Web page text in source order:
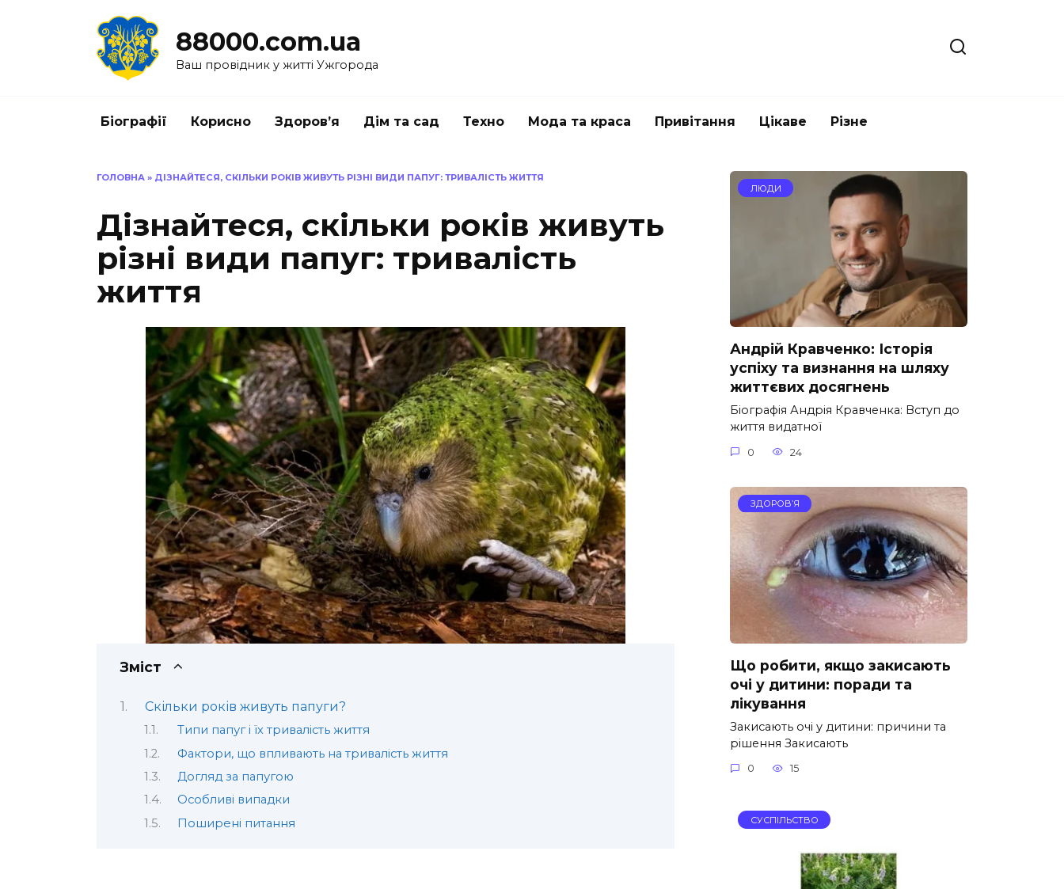
88000.com.ua
Ваш провідник у житті Ужгорода
Біографії Корисно Здоров’я Дім та сад Техно Мода та краса Привітання Цікаве Різне
ГОЛОВНА » ДІЗНАЙТЕСЯ, СКІЛЬКИ РОКІВ ЖИВУТЬ РІЗНІ ВИДИ ПАПУГ: ТРИВАЛІСТЬ ЖИТТЯ
Дізнайтеся, скільки років живуть
різні види папуг: тривалість
життя
Зміст
Скільки років живуть папуги?
Типи папуг і їх тривалість життя
Фактори, що впливають на тривалість життя
Догляд за папугою
Особливі випадки
Поширені питання
ЛЮДИ
Андрій Кравченко: Історія
успіху та визнання на шляху
життєвих досягнень
Біографія Андрія Кравченка: Вступ до
життя видатної
0 24
ЗДОРОВ’Я
Що робити, якщо закисають
очі у дитини: поради та
лікування
Закисають очі у дитини: причини та
рішення Закисають
0 15
СУСПІЛЬСТВО